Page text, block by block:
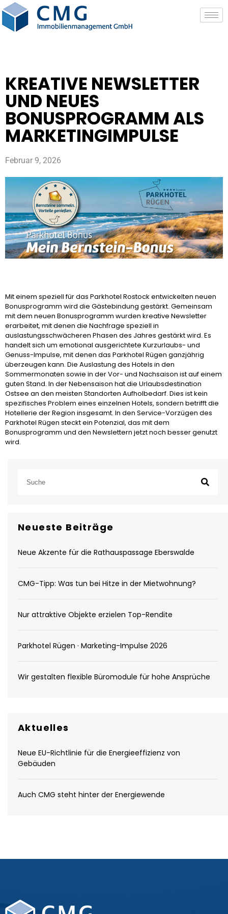
KREATIVE NEWSLETTER
UND NEUES
BONUSPROGRAMM ALS
MARKETINGIMPULSE
Februar 9, 2026
Mit einem speziell für das Parkhotel Rostock entwickelten neuen
Bonusprogramm wird die Gästebindung gestärkt. Gemeinsam
mit dem neuen Bonusprogramm wurden kreative Newsletter
erarbeitet, mit denen die Nachfrage speziell in
auslastungsschwächeren Phasen des Jahres gestärkt wird. Es
handelt sich um emotional ausgerichtete Kurzurlaubs- und
Genuss-Impulse, mit denen das Parkhotel Rügen ganzjährig
überzeugen kann. Die Auslastung des Hotels in den
Sommermonaten sowie in der Vor- und Nachsaison ist auf einem
guten Stand. In der Nebensaison hat die Urlaubsdestination
Ostsee an den meisten Standorten Aufholbedarf. Dies ist kein
spezifisches Problem eines einzelnen Hotels, sondern betrifft die
Hotellerie der Region insgesamt. In den Service-Vorzügen des
Parkhotel Rügen steckt ein Potenzial, das mit dem
Bonusprogramm und den Newslettern jetzt noch besser genutzt
wird.
Neueste Beiträge
Neue Akzente für die Rathauspassage Eberswalde
CMG-Tipp: Was tun bei Hitze in der Mietwohnung?
Nur attraktive Objekte erzielen Top-Rendite
Parkhotel Rügen · Marketing-Impulse 2026
Wir gestalten flexible Büromodule für hohe Ansprüche
Aktuelles
Neue EU-Richtlinie für die Energieeffizienz von
Gebäuden
Auch CMG steht hinter der Energiewende